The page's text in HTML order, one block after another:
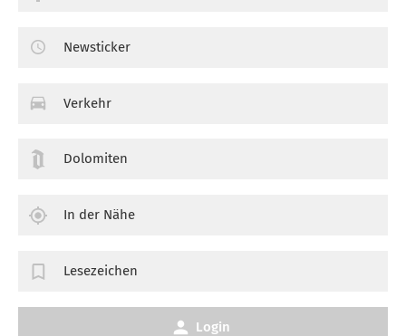
Newsticker
Verkehr
Dolomiten
In der Nähe
Lesezeichen
Login